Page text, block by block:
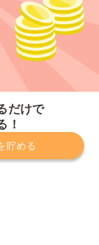
だけで
！
貯める
運営会社